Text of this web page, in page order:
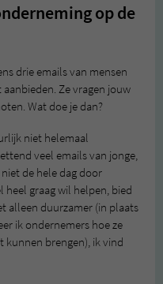
op de
drie emails van mensen
Ze vragen jouw
Wat doe je dan?
niet helemaal
veel emails van jonge,
de hele dag door
heel graag wil helpen, bied
alleen duurzamer (in plaats
ik ondernemers hoe ze
brengen), ik vind